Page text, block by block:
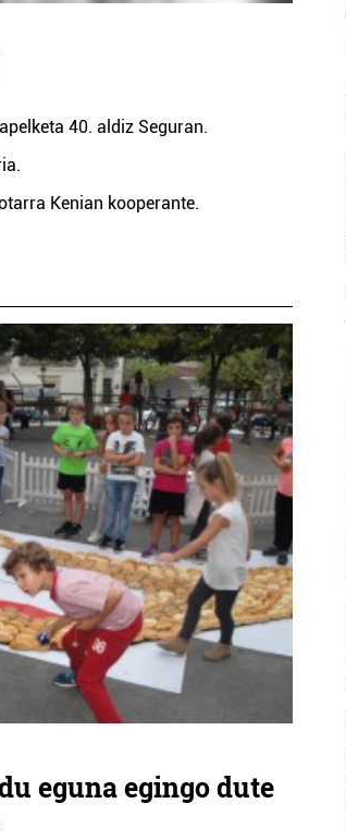
40. aldiz Seguran.
Kenian kooperante.
eguna egingo dute